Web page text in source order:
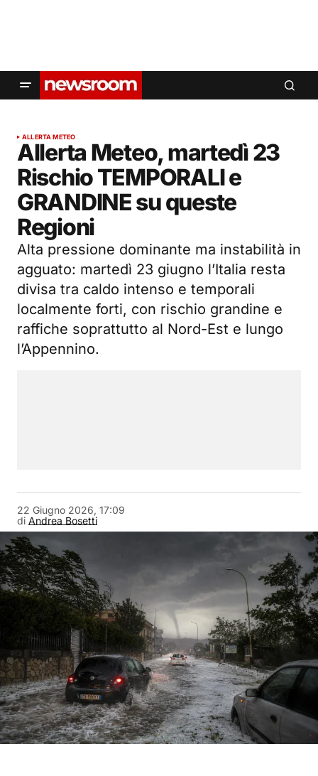
ALLERTA METEO
Allerta Meteo, martedì 23
Rischio TEMPORALI e
GRANDINE su queste
Regioni
Alta pressione dominante ma instabilità in
agguato: martedì 23 giugno l’Italia resta
divisa tra caldo intenso e temporali
localmente forti, con rischio grandine e
raffiche soprattutto al Nord-Est e lungo
l’Appennino.
di Andrea Bosetti
22 Giugno 2026, 17:09